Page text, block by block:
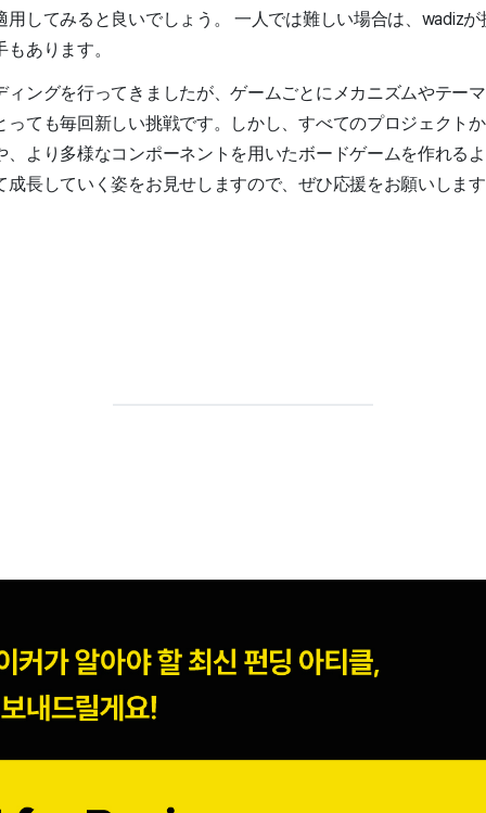
用してみると良いでしょう。 一人では難しい場合は、wadiz
あります。
ィングを行ってきましたが、ゲームごとにメカニズムやテー
っても毎回新しい挑戦です。しかし、すべてのプロジェクト
、より多様なコンポーネントを用いたボードゲームを作れる
成長していく姿をお見せしますので、ぜひ応援をお願いしま